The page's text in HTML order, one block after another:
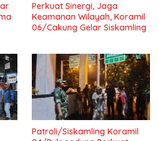
Perkuat Sinergi, Jaga
Keamanan Wilayah, Koramil
06/Cakung Gelar Siskamling
Patroli/Siskamling Koramil